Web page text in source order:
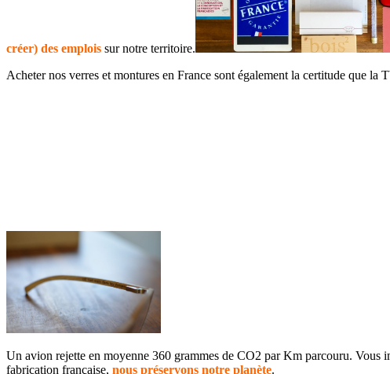
créer) des emplois sur notre territoire.
Acheter nos verres et montures en France sont également la certitude que la
Un avion rejette en moyenne 360 grammes de CO2 par Km parcouru. Vous
fabrication française, nous préservons notre planète.